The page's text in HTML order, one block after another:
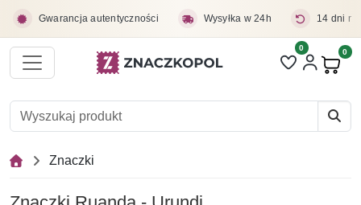
Gwarancja autentyczności Wysyłka w 24h 14 dni
Liczba pozycji
0 0
Znaczki